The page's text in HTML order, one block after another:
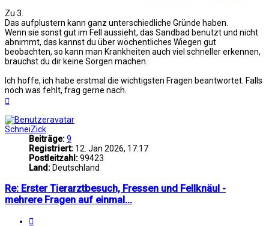
Zu 3.
Das aufplustern kann ganz unterschiedliche Gründe haben.
Wenn sie sonst gut im Fell aussieht, das Sandbad benutzt und nicht
abnimmt, das kannst du über wöchentliches Wiegen gut
beobachten, so kann man Krankheiten auch viel schneller erkennen,
brauchst du dir keine Sorgen machen.
Ich hoffe, ich habe erstmal die wichtigsten Fragen beantwortet. Falls
noch was fehlt, frag gerne nach.
SchneiZick
Beiträge:9
Registriert: 12. Jan 2026, 17:17
Postleitzahl:99423
Land: Deutschland
Re: Erster Tierarztbesuch, Fressen und Fellknäul -
mehrere Fragen auf einmal...